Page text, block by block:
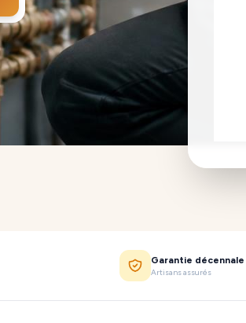
Garantie décennale
Artisans assurés